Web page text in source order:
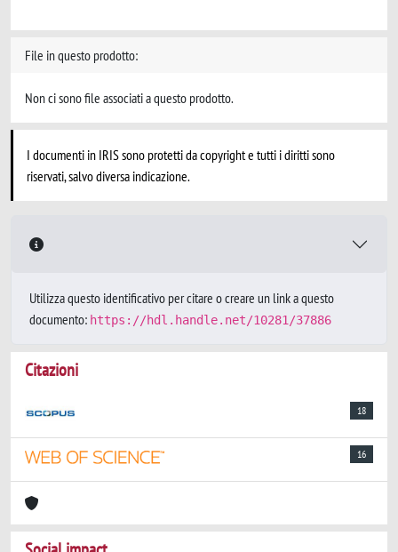
File in questo prodotto:
Non ci sono file associati a questo prodotto.
I documenti in IRIS sono protetti da copyright e tutti i diritti sono
riservati, salvo diversa indicazione.
Utilizza questo identificativo per citare o creare un link a questo
documento: https://hdl.handle.net/10281/37886
Citazioni
18
16